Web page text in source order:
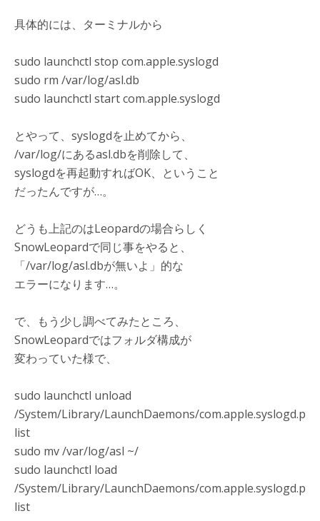
具体的には、ターミナルから
sudo launchctl stop com.apple.syslogd
sudo rm /var/log/asl.db
sudo launchctl start com.apple.syslogd
とやって、syslogdを止めてから、
/var/log/にあるasl.dbを削除して、
syslogdを再起動すればOK、ということ
だったんですが…。
どうも上記のはLeopardの場合らしく
SnowLeopardで同じ事をやると、
「/var/log/asl.dbが無いよ」的な
エラーになります…。
で、もう少し調べてみたところ、
SnowLeopardではフォルダ構成が
変わっていた様で、
sudo launchctl unload
/System/Library/LaunchDaemons/com.apple.syslogd.p
list
sudo mv /var/log/asl ~/
sudo launchctl load
/System/Library/LaunchDaemons/com.apple.syslogd.p
list